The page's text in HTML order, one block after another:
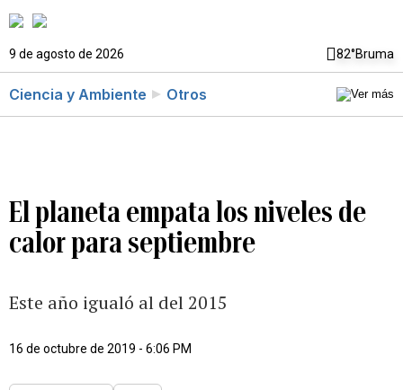
9 de agosto de 2026 82°Bruma
Ciencia y Ambiente Otros
El planeta empata los niveles de
calor para septiembre
Este año igualó al del 2015
16 de octubre de 2019 - 6:06 PM